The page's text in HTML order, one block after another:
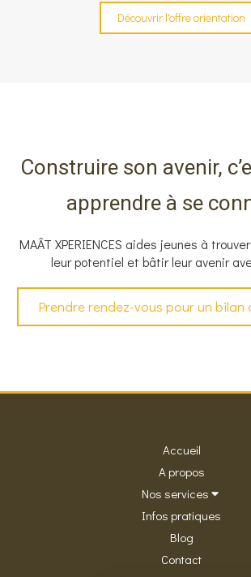
Découvrir l'offre orientation
Construire son avenir,
apprendre à se
MAÂT XPERIENCES aides jeunes à
leur potentiel et bâtir leur avenir
Prendre rendez-vous pour un bilan
Accueil
A propos
Nos services
Infos pratiques
Blog
Contact